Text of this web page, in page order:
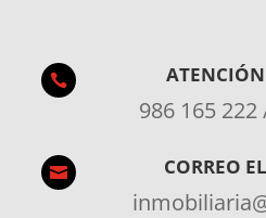

986 165
 CORREO